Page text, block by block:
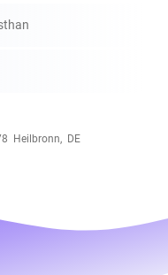
Heilbronn, DE